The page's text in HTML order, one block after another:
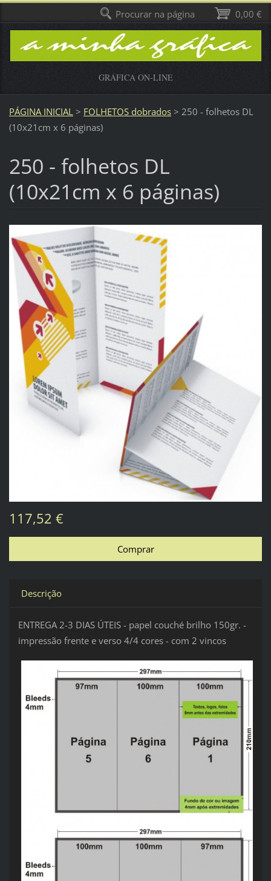
GRÁFICA ON-LINE
PÁGINA INICIAL > FOLHETOS dobrados > 250 - folhetos DL
(10x21cm x 6 páginas)
250 - folhetos DL
(10x21cm x 6 páginas)
117,52 €
Descrição
ENTREGA 2-3 DIAS ÚTEIS - papel couché brilho 150gr. -
impressão frente e verso 4/4 cores - com 2 vincos
0,00 €
Procurar na página